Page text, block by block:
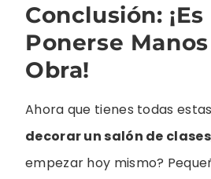
Conclusión:
Ponerse
Obra!
Ahora que tienes todas estas
decorar un salón de clases
empezar hoy mismo?